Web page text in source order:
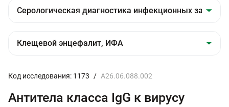
Код исследования: 1173 / A26.06.088.002
Антитела класса IgG к вирусу